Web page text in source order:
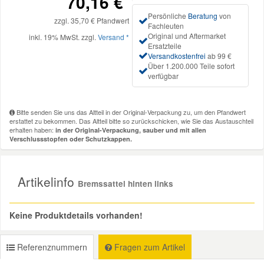
zzgl. 35,70 € Pfandwert
inkl. 19% MwSt. zzgl. Versand *
Persönliche Beratung von
Fachleuten
Original und Aftermarket
Ersatzteile
Versandkostenfrei ab 99 €
Über 1.200.000 Teile sofort
verfügbar
Bitte senden Sie uns das Altteil in der Original-Verpackung zu, um den Pfandwert
erstattet zu bekommen. Das Altteil bitte so zurückschicken, wie Sie das Austauschteil
erhalten haben: in der Original-Verpackung, sauber und mit allen
Verschlussstopfen oder Schutzkappen.
Artikelinfo Bremssattel hinten links
Keine Produktdetails vorhanden!
Referenznummern Fragen zum Artikel
Mazda Ersatzteile
Mitsubishi Ersatzteile
Skoda Ersatzteile